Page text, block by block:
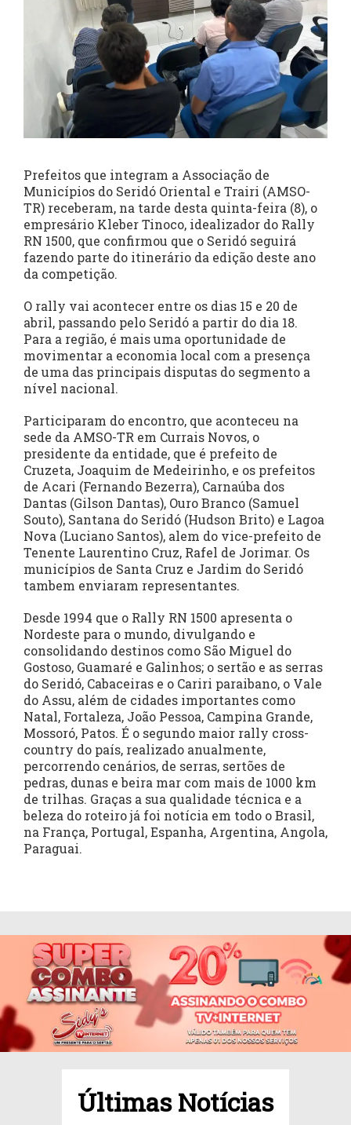
Prefeitos que integram a Associação de
Municípios do Seridó Oriental e Trairi (AMSO-
TR) receberam, na tarde desta quinta-feira (8), o
empresário Kleber Tinoco, idealizador do Rally
RN 1500, que confirmou que o Seridó seguirá
fazendo parte do itinerário da edição deste ano
da competição.
O rally vai acontecer entre os dias 15 e 20 de
abril, passando pelo Seridó a partir do dia 18.
Para a região, é mais uma oportunidade de
movimentar a economia local com a presença
de uma das principais disputas do segmento a
nível nacional.
Participaram do encontro, que aconteceu na
sede da AMSO-TR em Currais Novos, o
presidente da entidade, que é prefeito de
Cruzeta, Joaquim de Medeirinho, e os prefeitos
de Acari (Fernando Bezerra), Carnaúba dos
Dantas (Gilson Dantas), Ouro Branco (Samuel
Souto), Santana do Seridó (Hudson Brito) e Lagoa
Nova (Luciano Santos), alem do vice-prefeito de
Tenente Laurentino Cruz, Rafel de Jorimar. Os
municípios de Santa Cruz e Jardim do Seridó
tambem enviaram representantes.
Desde 1994 que o Rally RN 1500 apresenta o
Nordeste para o mundo, divulgando e
consolidando destinos como São Miguel do
Gostoso, Guamaré e Galinhos; o sertão e as serras
do Seridó, Cabaceiras e o Cariri paraibano, o Vale
do Assu, além de cidades importantes como
Natal, Fortaleza, João Pessoa, Campina Grande,
Mossoró, Patos. É o segundo maior rally cross-
country do país, realizado anualmente,
percorrendo cenários, de serras, sertões de
pedras, dunas e beira mar com mais de 1000 km
de trilhas. Graças a sua qualidade técnica e a
beleza do roteiro já foi notícia em todo o Brasil,
na França, Portugal, Espanha, Argentina, Angola,
Paraguai.
Últimas Notícias